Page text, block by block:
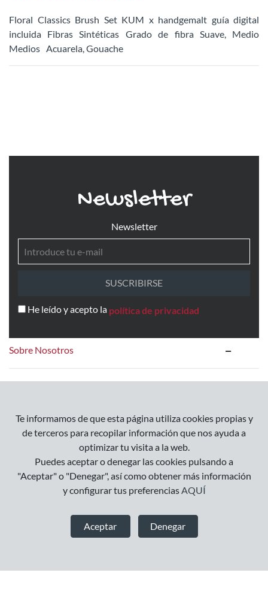
Floral Classics Brush Set KUM x handgemalt guía digital
incluida Fibras Sintéticas Grado de fibra Suave, Medio
Medios Acuarela, Gouache
Newsletter
Newsletter
SUSCRIBIRSE
He leído y acepto la política de privacidad
Sobre Nosotros
Contacto
Información
Preguntas Frecuentes
Cómo trabajamos
Devoluciones
Te informamos de que esta página utiliza cookies propias y
de terceros para recopilar información que nos ayuda a
optimizar tu visita a la web.
Puedes aceptar o denegar las cookies pulsando a
"Aceptar" o "Denegar", así como obtener más información
y configurar tus preferenciasAQUÍ
Aceptar Denegar